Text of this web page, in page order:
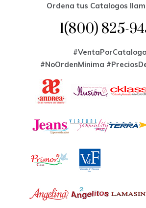
Ordena tus Catalogos
1(800) 825-
#VentaPorCatalogo
#NoOrdenMinima